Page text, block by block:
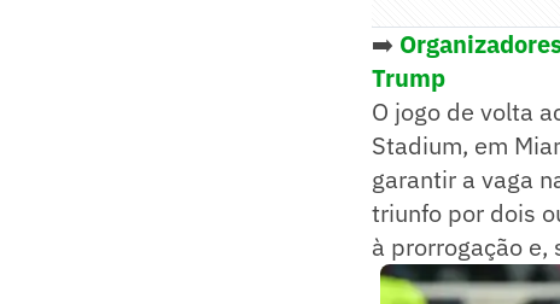
➡️
Trump
O jogo de volta
Stadium, em
garantir a vaga
triunfo por dois
à prorrogação e,